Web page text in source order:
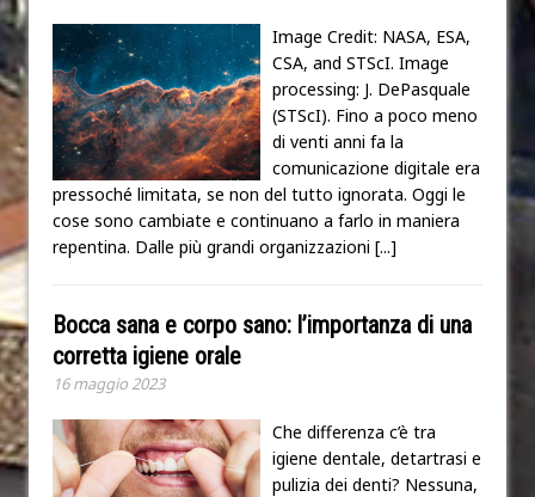
Image Credit: NASA, ESA,
CSA, and STScI. Image
processing: J. DePasquale
(STScI). Fino a poco meno
di venti anni fa la
comunicazione digitale era
pressoché limitata, se non del tutto ignorata. Oggi le
cose sono cambiate e continuano a farlo in maniera
repentina. Dalle più grandi organizzazioni [...]
Bocca sana e corpo sano: l’importanza di una
corretta igiene orale
16 maggio 2023
Che differenza c’è tra
igiene dentale, detartrasi e
pulizia dei denti? Nessuna,